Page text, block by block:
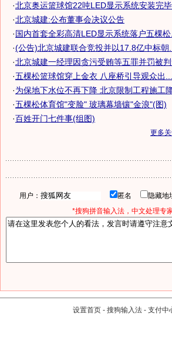
·北京奥运篮球馆22吨LED显示系统安装完毕
·北京城建:公布董事会决议公告
·国内首套全彩高清LED显示系统落户五棵松
·(公告)北京城建联合竞投并以17.8亿中标朝...
·北京城建一经理因贪污受贿等五罪并罚被
·五棵松篮球馆穿上金衣 八座桥引导观众出...
·为保地下水位不再下降 北京限制工程施工
·五棵松体育馆"变脸" 玻璃幕墙镶"金浪"(图)
·百姓开门七件事(组图)
更多
用户： 匿名 隐藏
*搜狗拼音输入法，中文处理专
设置首页 - 搜狗输入法 - 支付中